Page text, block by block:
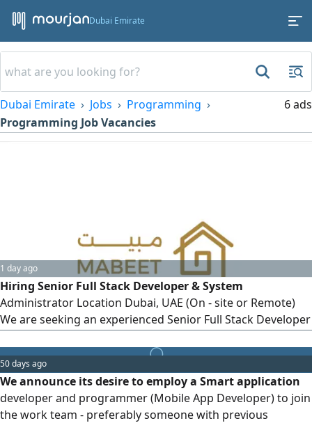
Dubai Emirate
Dubai Emirate Jobs
Programming
Programming Job Vacancies
6 ads
1 day ago
Hiring Senior Full Stack Developer & System
Administrator Location Dubai, UAE (On - site or Remote)
We are seeking an experienced Senior Full Stack Developer
development, maintenance, and infrastructure of our web
platform. Requirements 5 + years of relevant experience
Strong expertise in Laravel, PHP, JavaScript, HTML/ CSS
Experience with React or Flutter
50 days ago
We announce its desire to employ a Smart application
developer and programmer (Mobile App Developer) to join
the work team - preferably someone with previous